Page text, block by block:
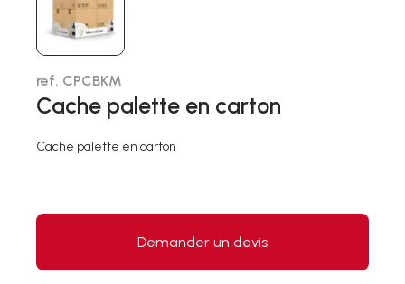
ref. CPCBKM
Cache palette en carton
Cache palette en carton
Demander un devis